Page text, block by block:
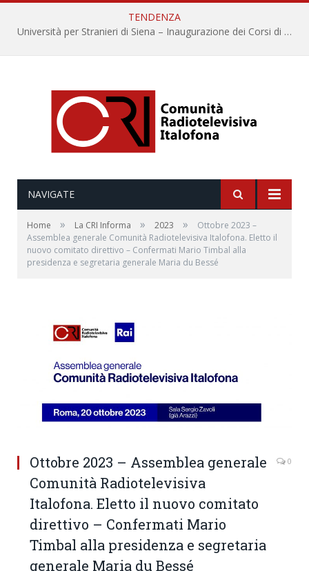
TENDENZA
Università per Stranieri di Siena – Inaugurazione dei Corsi di Lingua e Cultura Italiana, 109a annata
NAVIGATE
Home » La CRI Informa » 2023 »
Ottobre 2023 –
Assemblea generale Comunità Radiotelevisiva Italofona. Eletto il
nuovo comitato direttivo – Confermati Mario Timbal alla
presidenza e segretaria generale Maria du Bessé
Ottobre 2023 – Assemblea generale
Comunità Radiotelevisiva
Italofona. Eletto il nuovo comitato
direttivo – Confermati Mario
Timbal alla presidenza e segretaria
generale Maria du Bessé
0